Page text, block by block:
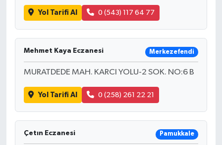
Yol Tarifi Al 0 (543) 117 64 77
Mehmet Kaya Eczanesi Merkezefendi
MURATDEDE MAH. KARCI YOLU-2 SOK. NO:6 B
Yol Tarifi Al 0 (258) 261 22 21
Çetın Eczanesi Pamukkale